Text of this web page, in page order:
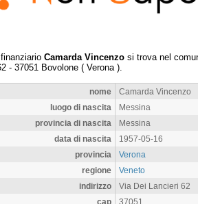
Camarda Vincenzo si trova nel
- 37051 Bovolone ( Verona ).
nome
Camarda Vincenzo
luogo di nascita
Messina
provincia di nascita
Messina
data di nascita
1957-05-16
provincia
Verona
regione
Veneto
indirizzo
Via Dei Lancieri 62
cap
37051